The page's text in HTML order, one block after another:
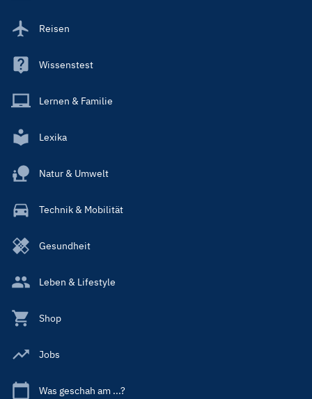
Reisen
Wissenstest
Lernen & Familie
Lexika
Natur & Umwelt
Technik & Mobilität
Gesundheit
Leben & Lifestyle
Shop
Jobs
Was geschah am ...?